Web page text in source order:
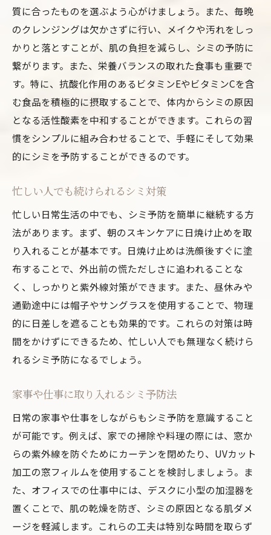
質に合ったものを選ぶよう心がけましょう。また、毎晩
のクレンジングは欠かさずに行い、メイクや汚れをしっ
かりと落とすことが、肌の負担を減らし、シミの予防に
繋がります。また、栄養バランスの取れた食事も重要で
す。特に、抗酸化作用のあるビタミンEやビタミンCを含
む食品を積極的に摂取することで、体内からシミの原因
となる活性酸素を中和することができます。これらの習
慣をシンプルに組み合わせることで、手軽にそして効果
的にシミを予防することができるのです。
忙しい人でも続けられるシミ対策
忙しい日常生活の中でも、シミ予防を簡単に継続する方
法があります。まず、朝のスキンケアに日焼け止めを取
り入れることが基本です。日焼け止めは洗顔後すぐに塗
布することで、外出前の慌ただしさに追われることな
く、しっかりと紫外線対策ができます。また、昼休みや
通勤途中には帽子やサングラスを使用することで、物理
的に日差しを遮ることも効果的です。これらの対策は時
間をかけずにできるため、忙しい人でも無理なく続けら
れるシミ予防になるでしょう。
家事や仕事に取り入れるシミ予防法
日常の家事や仕事をしながらもシミ予防を意識すること
が可能です。例えば、家での掃除や料理の際には、窓か
らの紫外線を防ぐためにカーテンを閉めたり、UVカット
加工の窓フィルムを使用することを検討しましょう。ま
た、オフィスでの仕事中には、デスクに小型の加湿器を
置くことで、肌の乾燥を防ぎ、シミの原因となる肌ダメ
ージを軽減します。これらの工夫は特別な時間を取らず